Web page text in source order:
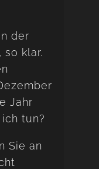
der
klar.
Jahr
tun?
Sie an